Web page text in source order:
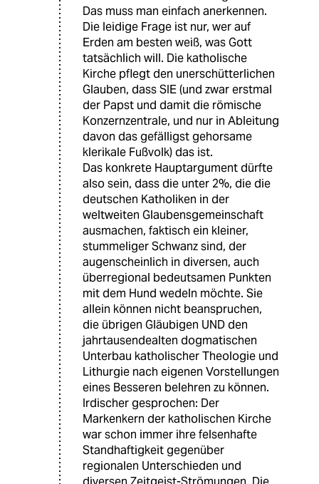
Das muss man einfach anerkennen.
Die leidige Frage ist nur, wer auf
Erden am besten weiß, was Gott
tatsächlich will. Die katholische
Kirche pflegt den unerschütterlichen
Glauben, dass SIE (und zwar erstmal
der Papst und damit die römische
Konzernzentrale, und nur in Ableitung
davon das gefälligst gehorsame
klerikale Fußvolk) das ist.
Das konkrete Hauptargument dürfte
also sein, dass die unter 2%, die die
deutschen Katholiken in der
weltweiten Glaubensgemeinschaft
ausmachen, faktisch ein kleiner,
stummeliger Schwanz sind, der
augenscheinlich in diversen, auch
überregional bedeutsamen Punkten
mit dem Hund wedeln möchte. Sie
allein können nicht beanspruchen,
die übrigen Gläubigen UND den
jahrtausendealten dogmatischen
Unterbau katholischer Theologie und
Lithurgie nach eigenen Vorstellungen
eines Besseren belehren zu können.
Irdischer gesprochen: Der
Markenkern der katholischen Kirche
war schon immer ihre felsenhafte
Standhaftigkeit gegenüber
regionalen Unterschieden und